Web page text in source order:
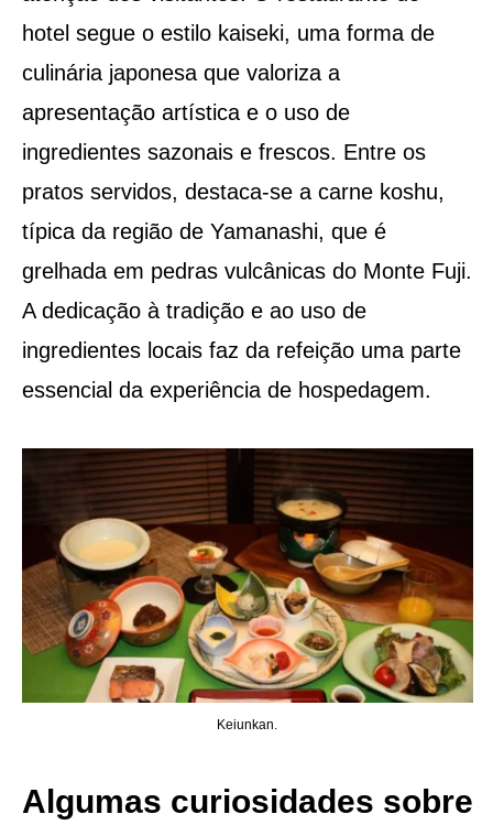
hotel segue o estilo kaiseki, uma forma de
culinária japonesa que valoriza a
apresentação artística e o uso de
ingredientes sazonais e frescos. Entre os
pratos servidos, destaca-se a carne koshu,
típica da região de Yamanashi, que é
grelhada em pedras vulcânicas do Monte Fuji.
A dedicação à tradição e ao uso de
ingredientes locais faz da refeição uma parte
essencial da experiência de hospedagem.
Keiunkan.
Algumas curiosidades sobre